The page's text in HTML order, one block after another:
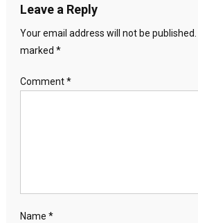
Leave a Reply
Your email address will not be published.
marked *
Comment*
Name *